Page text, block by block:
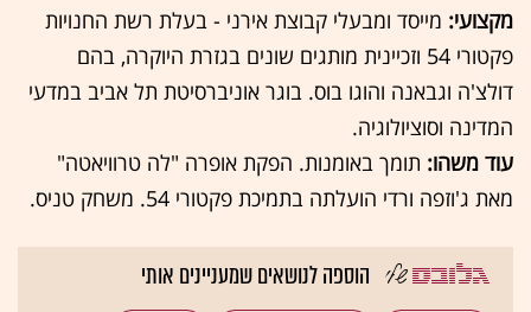
מקצועי: מייסד ומבעלי קבוצת אירני - בעלת רשת החנויות
פקטורי 54 וזכיינית מותגים שונים בגזרת היוקרה, בהם
דולצ'ה וגבאנה והוגו בוס. בוגר אוניברסיטת תל אביב במדעי
המדינה וסוציולוגיה.
עוד משהו: תומך באומנות. הפקת אופרה "לה טרוויאטה"
מאת ג'וזפה ורדי הועלתה בתמיכת פקטורי 54. משחק טניס.
הוספה לנושאים שמעניינים אותי